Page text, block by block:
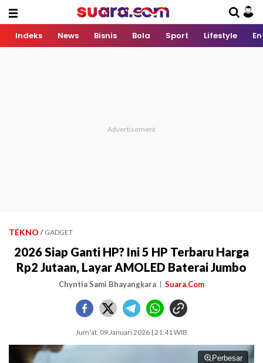
Indeks News Bisnis Bola Sport Lifestyle
TEKNO / GADGET
2026 Siap Ganti HP? Ini 5 HP Terbaru Harga
Rp2 Jutaan, Layar AMOLED Baterai Jumbo
Chyntia Sami Bhayangkara Suara.Com
Jum'at, 09 Januari 2026 | 21:41 WIB
Perbesar